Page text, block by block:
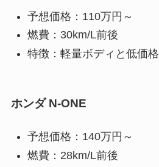
予想価格：110万円～
燃費：30km/L前後
特徴：軽量ボディと低価格
ホンダ N-ONE
予想価格：140万円～
燃費：28km/L前後